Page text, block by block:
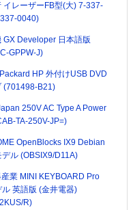
イレーザーFB型(大) 7-337-
0040)
GX Developer 日本語版
GPPW-J)
HP 外付けUSB DVD
(701498-B21)
250V AC Type A Power
TA-250V-JP=)
OpenBlocks IX9 Debian
デル (OBSIX9/D11A)
業 MINI KEYBOARD Pro
ル 英語版 (金井電器)
R)